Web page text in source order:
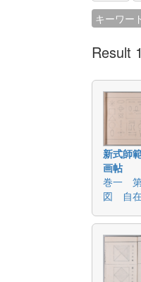
キーワー
Result
新式師
画帖
巻一
図 自